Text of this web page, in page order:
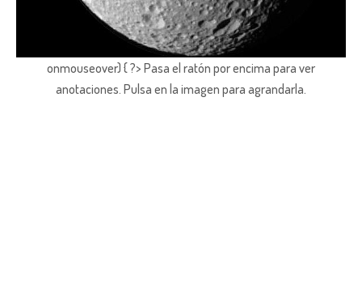
onmouseover) { ?> Pasa el ratón por encima para ver
anotaciones. Pulsa en la imagen para agrandarla.